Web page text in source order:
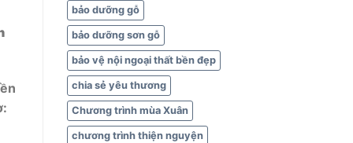
bảo dưỡng gỗ
bảo dưỡng sơn gỗ
bảo vệ nội ngoại thất bền đẹp
chia sẻ yêu thương
Chương trình mùa Xuân
chương trình thiện nguyện